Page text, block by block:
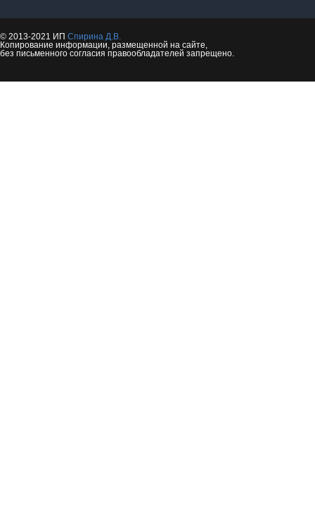
© 2013-2021 ИП Спирина Д.В.
Копирование информации, размещенной на сайте,
без письменного согласия правообладателей запрещено.